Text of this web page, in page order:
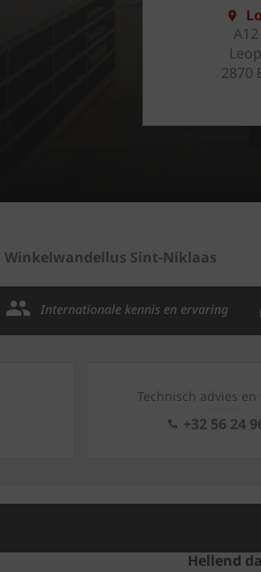
2870
Winkelwandellus Sint-Niklaas
Internationale kennis en ervaring
Technisch advies
+32 56 24
Hellend